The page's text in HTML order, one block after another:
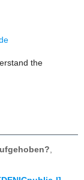
the